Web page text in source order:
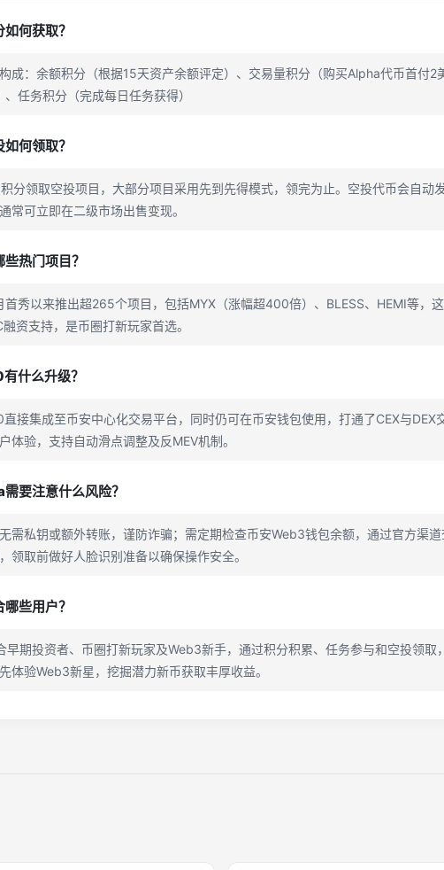
何获取？
成：余额积分（根据15天资产余额评定）、交易量积分（购买Alpha代币首付2
任务积分（完成每日任务获得）
何领取？
分领取空投项目，大部分项目采用先到先得模式，领完为止。空投代币会自动
常可立即在二级市场出售变现。
热门项目？
首秀以来推出超265个项目，包括MYX（涨幅超400倍）、BLESS、HEMI等，
资支持，是币圈打新玩家首选。
什么升级？
接集成至币安中心化交易平台，同时仍可在币安钱包使用，打通了CEX与DEX
体验，支持自动滑点调整及反MEV机制。
要注意什么风险？
需私钥或额外转账，谨防诈骗；需定期检查币安Web3钱包余额，通过官方渠
领取前做好人脸识别准备以确保操作安全。
些用户？
早期投资者、币圈打新玩家及Web3新手，通过积分积累、任务参与和空投领取
体验Web3新星，挖掘潜力新币获取丰厚收益。